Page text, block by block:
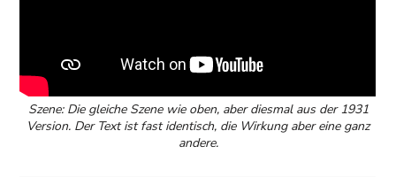
Szene: Die gleiche Szene wie oben, aber diesmal aus der 1931
Version. Der Text ist fast identisch, die Wirkung aber eine ganz
andere.